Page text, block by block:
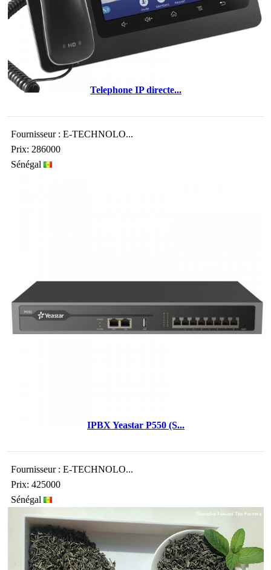
Telephone IP directe...
Fournisseur : E-TECHNOLO...
Prix: 286000
Sénégal
IPBX Yeastar P550 (S...
Fournisseur : E-TECHNOLO...
Prix: 425000
Sénégal